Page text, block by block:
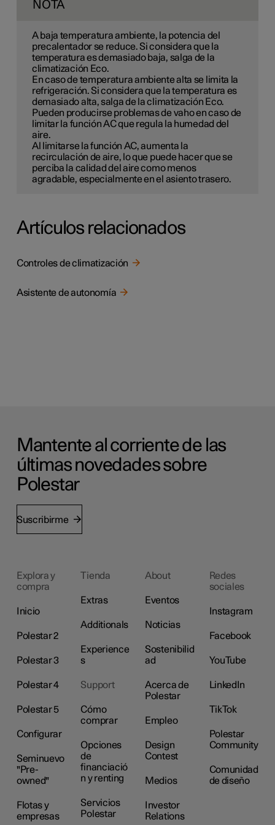
NOTA
A baja temperatura ambiente, la potencia del
precalentador se reduce. Si considera que la
temperatura es demasiado baja, salga de la
climatización Eco.
En caso de temperatura ambiente alta se limita la
refrigeración. Si considera que la temperatura es
demasiado alta, salga de la climatización Eco.
Pueden producirse problemas de vaho en caso de
limitar la función AC que regula la humedad del
aire.
Al limitarse la función AC, aumenta la
recirculación de aire, lo que puede hacer que se
perciba la calidad del aire como menos
agradable, especialmente en el asiento trasero.
Artículos relacionados
Controles de climatización
Asistente de autonomía
Mantente al corriente de las
últimas novedades sobre
Polestar
Suscribirme
Explora y
compra
Inicio
Polestar 2
Polestar 3
Polestar 4
Polestar 5
Configurar
Seminuevo
"Pre-
owned"
Flotas y
empresas
Tienda
Extras
Additionals
Experience
s
Support
Cómo
comprar
Opciones
de
financiació
n y renting
Servicios
Polestar
About
Eventos
Noticias
Sostenibilid
ad
Acerca de
Polestar
Empleo
Design
Contest
Medios
Investor
Relations
Redes
sociales
Instagram
Facebook
YouTube
LinkedIn
TikTok
Polestar
Community
Comunidad
de diseño